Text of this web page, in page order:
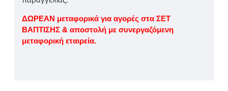
ΔΩΡΕΑΝ μεταφορικά για αγορές στα ΣΕΤ
ΒΑΠΤΙΣΗΣ & αποστολή με συνεργαζόμενη
μεταφορική εταιρεία.